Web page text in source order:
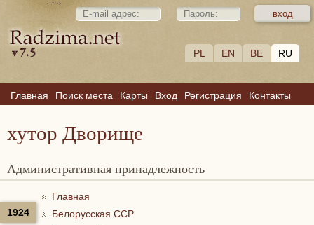
PL EN BE RU
Главная Поиск места Карты Вход Регистрация Контакты
хутор Дворище
Административная принадлежность
1924
Главная
Белорусская ССР